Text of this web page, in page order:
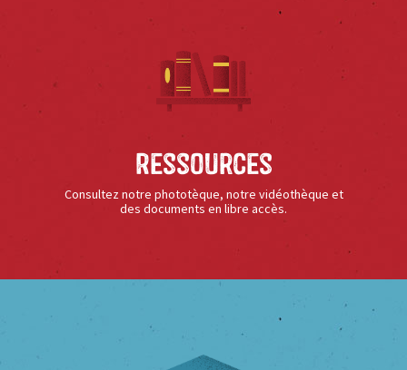
Ressources
Consultez notre phototèque, notre vidéothèque et
des documents en libre accès.